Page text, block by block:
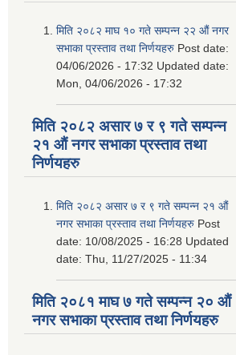
मिति २०८२ माघ १० गते सम्पन्न २२ औं नगर
सभाका प्रस्ताव तथा निर्णयहरु Post date:
04/06/2026 - 17:32 Updated date:
Mon, 04/06/2026 - 17:32
मिति २०८२ असार ७ र ९ गते सम्पन्न
२१ औं नगर सभाका प्रस्ताव तथा
निर्णयहरु
मिति २०८२ असार ७ र ९ गते सम्पन्न २१ औं
नगर सभाका प्रस्ताव तथा निर्णयहरु Post
date: 10/08/2025 - 16:28 Updated
date: Thu, 11/27/2025 - 11:34
मिति २०८१ माघ ७ गते सम्पन्न २० औं
नगर सभाका प्रस्ताव तथा निर्णयहरु